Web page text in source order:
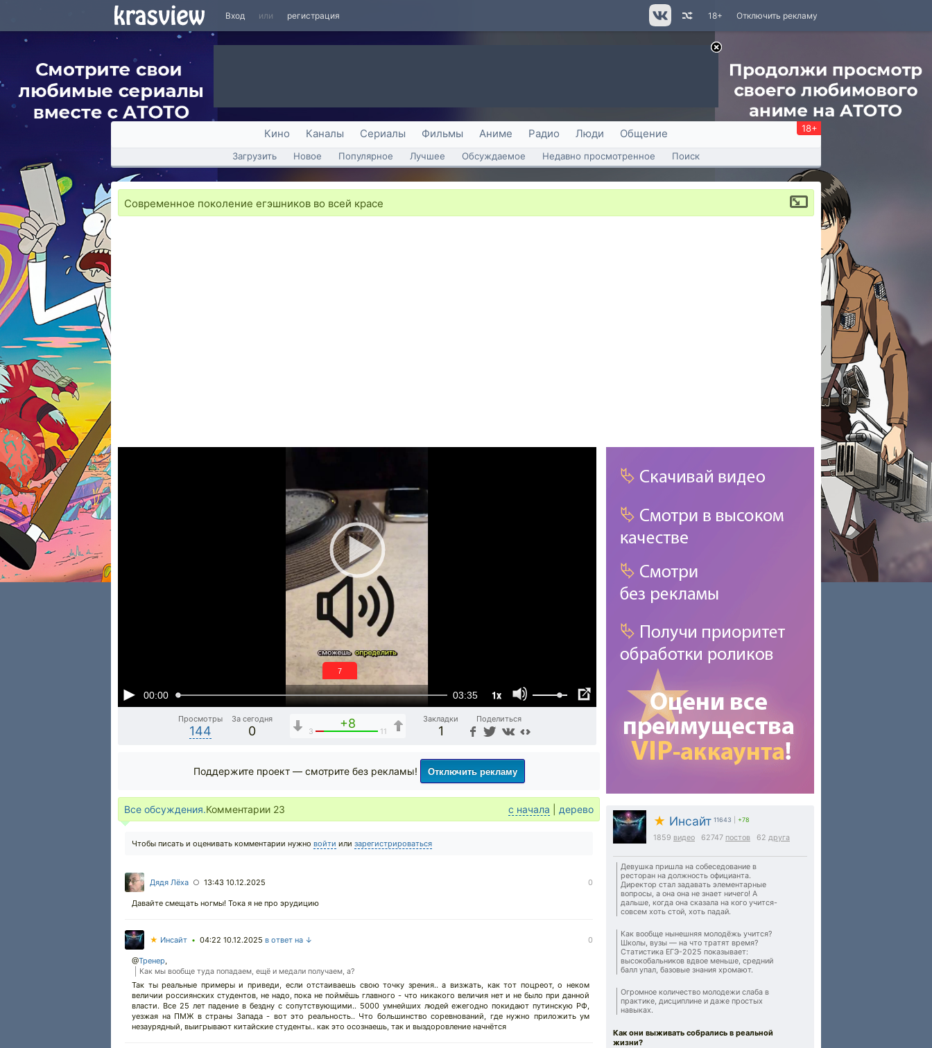
Вход или регистрация Отключить рекламу
18+
Кино Каналы Сериалы Фильмы Аниме Радио Люди Общение 18+
Загрузить Новое Популярное Лучшее Обсуждаемое Недавно просмотренное Поиск
Современное поколение егэшников во всей красе
00:00 03:35 1x
6
Просмотры
144
За сегодня
0
+8
3 11
Закладки
1
Поделиться
★ Инсайт 11643 +78
1859 видео 62747 постов 62 друга
Девушка пришла на собеседование в
ресторан на должность официанта.
Директор стал задавать элементарные
вопросы, а она она не знает ничего! А
дальше, когда она сказала на кого учится-
совсем хоть стой, хоть падай.
Как вообще нынешняя молодёжь учится?
Школы, вузы — на что тратят время?
Статистика ЕГЭ-2025 показывает:
высокобальников вдвое меньше, средний
балл упал, базовые знания хромают.
Огромное количество молодежи слаба в
практике, дисциплине и даже простых
навыках.
Как они выживать собрались в реальной
жизни?
Поддержите проект — смотрите без рекламы! Отключить рекламу
Все обсуждения.Комментарии 23 с начала дерево
Чтобы писать и оценивать комментарии нужно войти или зарегистрироваться
Дядя Лёха ○ 13:43 10.12.2025 0
Давайте смещать ногмы! Тока я не про эрудицию
★ Инсайт • 04:22 10.12.2025 в ответ на ↓ 0
@Тренер,
Как мы вообще туда попадаем, ещё и медали получаем, а?
Так ты реальные примеры и приведи, если отстаиваешь свою точку зрения.. а визжать, как тот поцреот, о неком
величии россиянских студентов, не надо, пока не поймёшь главного - что никакого величия нет и не было при данной
власти. Все 25 лет падение в бездну с сопутствующими.. 5000 умнейших людей ежегодно покидают путинскую РФ,
уезжая на ПМЖ в страны Запада - вот это реальность.. Что большинство соревнований, где нужно приложить ум
незаурядный, выигрывают китайские студенты.. как это осознаешь, так и выздоровление начнётся